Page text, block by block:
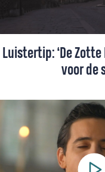
Luistertip: ‘De
voor de
Predikant Kees van
het lied 'De Zotte
de Belgische band
stilte in